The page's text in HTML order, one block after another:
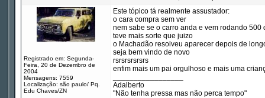
Registrado em: Segunda-
Feira, 20 de Dezembro de
2004
Mensagens: 7559
Localização: são paulo/ Pq.
Edu Chaves/ZN
Este tópico tá realmente assustador:
o cara compra sem ver
nem sabe se o carro anda e vem rodando 500
teve mais sorte que juizo
o Machadão resolveu aparecer depois de
seja bem vindo de novo
rsrsrsrsrsrs
enfim mais um pai orgulhoso e mais uma
Adalberto
"Não tenha pressa mas não perca tempo"